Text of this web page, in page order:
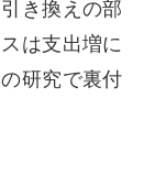
き換えの部
は支出増に
研究で裏付